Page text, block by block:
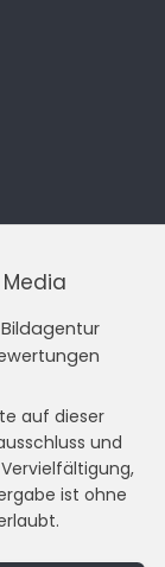
auf dieser
und
ist ohne